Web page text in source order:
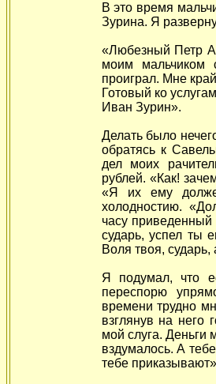
В это время
Зурина. Я
«Любезный Петр
моим мальчиком
проиграл. Мне
Готовый ко услугам
Иван Зурин».
Делать было
обратясь к
дел моих
рублей. «Как!
«Я их ему
холодностию.
часу
сударь, успел ты
Воля твоя,
Я подумал, что
переспорю
времени трудно
взглянув на него
мой слуга. Деньги
вздумалось. А
тебе